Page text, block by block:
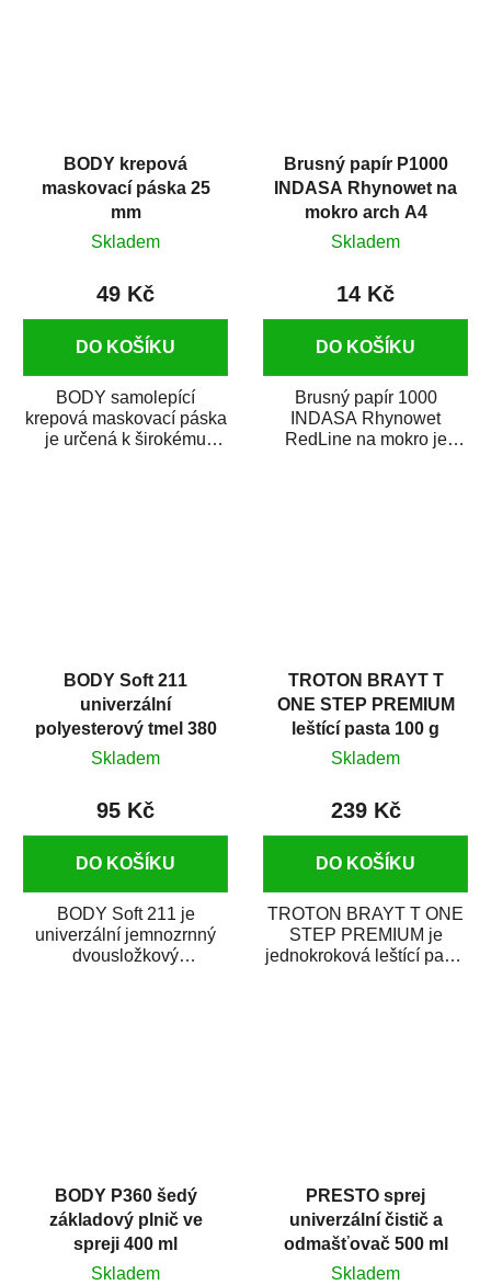
BODY krepová
maskovací páska 25
mm
Skladem
49 Kč
DO KOŠÍKU
BODY samolepící
krepová maskovací páska
je určená k širokému
Brusný papír P1000
INDASA Rhynowet na
mokro arch A4
Skladem
14 Kč
DO KOŠÍKU
Brusný papír 1000
INDASA Rhynowet
RedLine na mokro je
BODY Soft 211
univerzální
polyesterový tmel 380
g
Skladem
95 Kč
DO KOŠÍKU
BODY Soft 211 je
univerzální jemnozrnný
dvousložkový
TROTON BRAYT T
ONE STEP PREMIUM
leštící pasta 100 g
Skladem
239 Kč
DO KOŠÍKU
TROTON BRAYT T ONE
STEP PREMIUM je
jednokroková leštící pasta
BODY P360 šedý
základový plnič ve
spreji 400 ml
Skladem
PRESTO sprej
univerzální čistič a
odmašťovač 500 ml
Skladem